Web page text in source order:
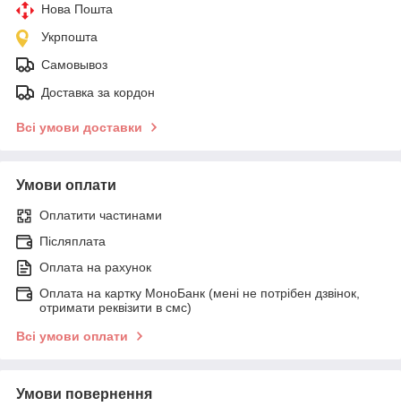
Нова Пошта
Укрпошта
Самовывоз
Доставка за кордон
Всі умови доставки
Умови оплати
Оплатити частинами
Післяплата
Оплата на рахунок
Оплата на картку МоноБанк (мені не потрібен дзвінок,
отримати реквізити в смс)
Всі умови оплати
Умови повернення